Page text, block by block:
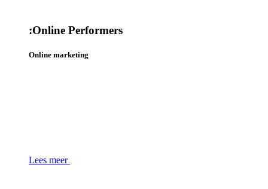
:Online Performers
Online marketing
Lees meer